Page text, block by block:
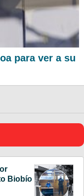
para ver a su
Biobío